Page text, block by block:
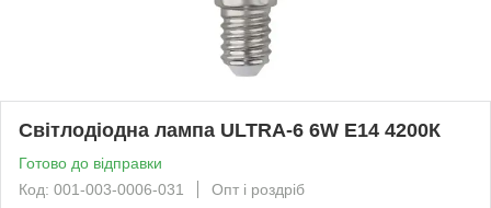
Світлодіодна лампа ULTRA-6 6W E14 4200К
Готово до відправки
Код: 001-003-0006-031
Опт і роздріб